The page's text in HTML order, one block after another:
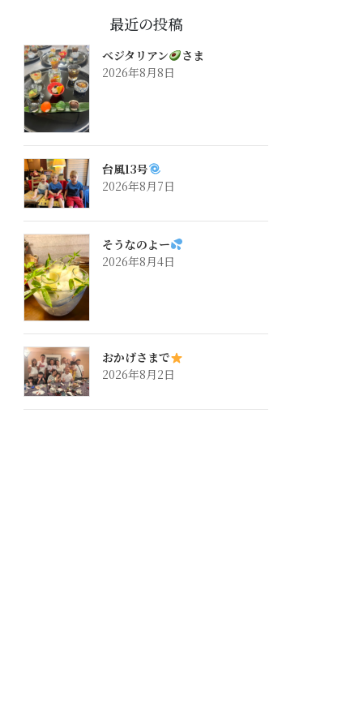
最近の投稿
ベジタリアン
さま
2026年8月8日
台風13号
2026年8月7日
そうなのよー
2026年8月4日
おかげさまで
2026年8月2日